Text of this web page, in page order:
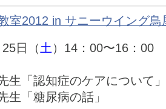
室2012 in サニーウイング鳥
日（ 土 ）14：00〜16：00
「認知症のケアについて」
「糖尿病の話」